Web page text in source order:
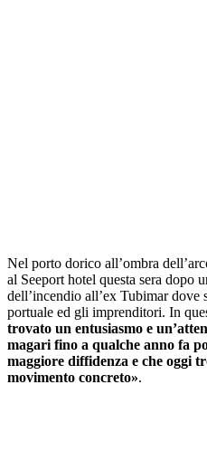
Nel porto dorico all’ombra
al Seeport hotel questa sera dopo
dell’incendio all’ex Tubimar dove
portuale ed gli imprenditori. In
trovato un entusiasmo e
magari fino a qualche anno fa
maggiore diffidenza e che oggi
movimento concreto».